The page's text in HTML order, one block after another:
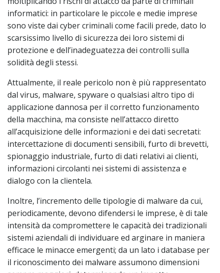
informatici: in particolare le piccole e medie imprese
sono viste dai cyber criminali come facili prede, dato lo
scarsissimo livello di sicurezza dei loro sistemi di
protezione e dell’inadeguatezza dei controlli sulla
solidità degli stessi.
Attualmente, il reale pericolo non è più rappresentato
dal virus, malware, spyware o qualsiasi altro tipo di
applicazione dannosa per il corretto funzionamento
della macchina, ma consiste nell’attacco diretto
all’acquisizione delle informazioni e dei dati secretati:
intercettazione di documenti sensibili, furto di brevetti,
spionaggio industriale, furto di dati relativi ai clienti,
informazioni circolanti nei sistemi di assistenza e
dialogo con la clientela.
Inoltre, l’incremento delle tipologie di malware da cui,
periodicamente, devono difendersi le imprese, è di tale
intensità da compromettere le capacità dei tradizionali
sistemi aziendali di individuare ed arginare in maniera
efficace le minacce emergenti; da un lato i database per
il riconoscimento dei malware assumono dimensioni